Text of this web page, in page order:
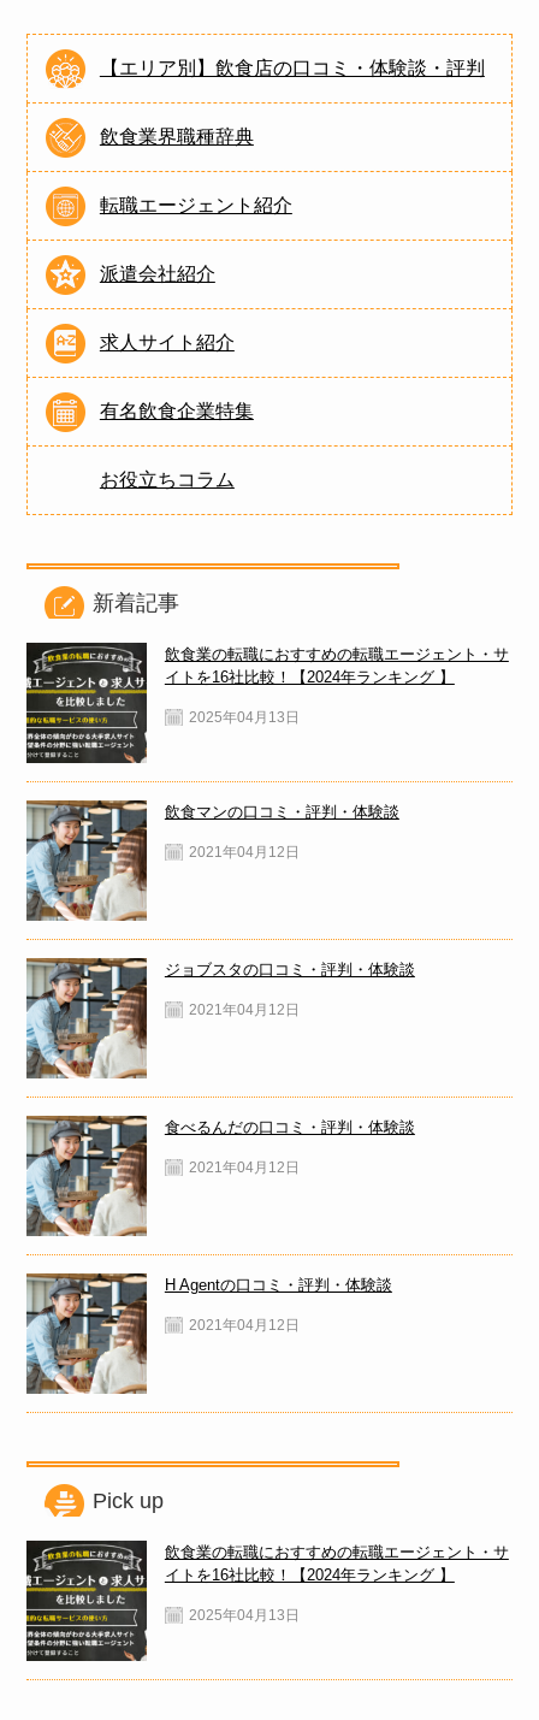
【エリア別】飲食店の口コミ・体験談・評判
飲食業界職種辞典
転職エージェント紹介
派遣会社紹介
求人サイト紹介
有名飲食企業特集
お役立ちコラム
新着記事
飲食業の転職におすすめの転職エージェント・サ
イトを16社比較！【2024年ランキング 】
2025年04月13日
飲食マンの口コミ・評判・体験談
2021年04月12日
ジョブスタの口コミ・評判・体験談
2021年04月12日
食べるんだの口コミ・評判・体験談
2021年04月12日
H Agentの口コミ・評判・体験談
2021年04月12日
Pick up
飲食業の転職におすすめの転職エージェント・サ
イトを16社比較！【2024年ランキング 】
2025年04月13日